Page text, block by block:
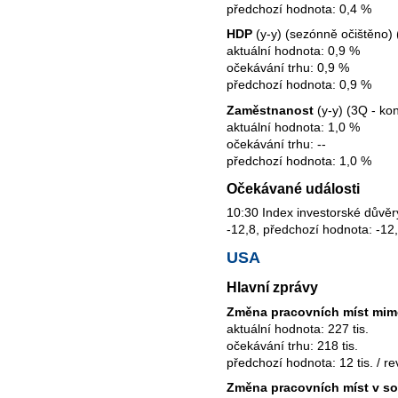
předchozí hodnota: 0,4 %
HDP (y-y) (sezónně očištěno)
aktuální hodnota: 0,9 %
očekávání trhu: 0,9 %
předchozí hodnota: 0,9 %
Zaměstnanost (y-y) (3Q -
aktuální hodnota: 1,0 %
očekávání trhu: --
předchozí hodnota: 1,0 %
Očekávané události
10:30 Index investorské
-12,8, předchozí hodnota: -
USA
Hlavní zprávy
Změna pracovních míst
aktuální hodnota: 227 tis.
očekávání trhu: 218 tis.
předchozí hodnota: 12 tis. /
Změna pracovních míst v